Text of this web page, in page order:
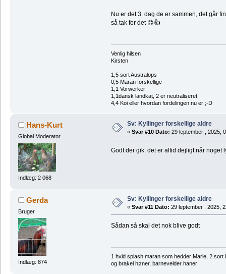
Nu er det 3. dag de er sammen, det går
så tak for det 😊👍
Venlig hilsen
Kirsten
1,5 sort Australops
0,5 Maran forskellige
1,1 Vorwerker
1,1dansk landkat, 2 er neutraliseret
4,4 Koi eller hvordan fordelingen nu er ;-D
Hans-Kurt
Global Moderator
Indlæg: 2 068
Sv: Kyllinger forskellige aldre
« Svar #10 Dato: 29 ſeptember , 2025,
Godt der gik. det er altid dejligt når
Gerda
Bruger
Indlæg: 874
Sv: Kyllinger forskellige aldre
« Svar #11 Dato: 29 ſeptember , 2025,
Sådan så skal det nok blive godt
1 hvid splash maran som hedder Marie, 2
og brakel høner, barnevelder haner